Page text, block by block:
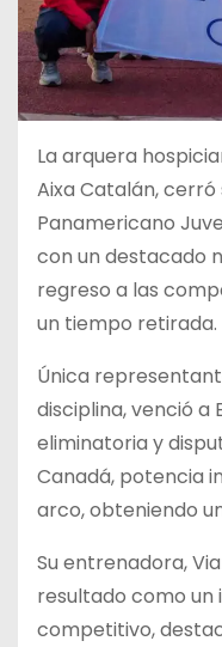
La arquera
Aixa Catalán,
Panamericano
con un destacado
regreso a las
un tiempo retirada.
Única
disciplina, venció a
eliminatoria y
Canadá, potencia
arco, obteniendo
Su entrenadora,
resultado como un
competitivo,